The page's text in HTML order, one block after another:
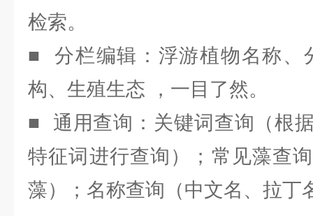
检索。
■ 分栏编辑：浮游植物名称、
构、生殖生态 ，一目了然。
■ 通用查询：关键词查询（根
特征词进行查询）；常见藻查
藻）；名称查询（中文名、拉丁